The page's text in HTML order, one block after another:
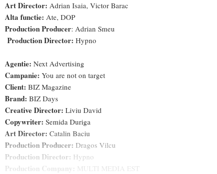
Art Director: Adrian Isaia, Victor Barac
Alta functie: Ate, DOP
Production Producer: Adrian Smeu
Production Director: Hypno
Agentie: Next Advertising
Campanie: You are not on target
Client: BIZ Magazine
Brand: BIZ Days
Creative Director: Liviu David
Copywriter: Semida Duriga
Art Director: Catalin Baciu
Production Producer: Dragos Vilcu
Production Director: Hypno
Production Company: MULTI MEDIA EST